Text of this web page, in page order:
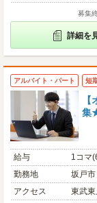
募集
詳細を
アルバイト・パート 短
集
給与
1コマ
勤務地
坂戸市
アクセス
東武